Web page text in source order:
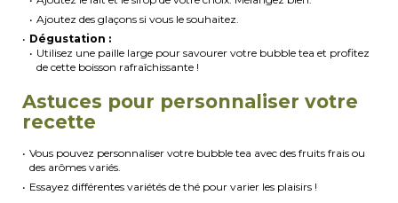
Ajoutez des glaçons si vous le souhaitez.
Dégustation :
Utilisez une paille large pour savourer votre bubble tea et profitez
de cette boisson rafraîchissante !
Astuces pour personnaliser votre
recette
Vous pouvez personnaliser votre bubble tea avec des fruits frais ou
des arômes variés.
Essayez différentes variétés de thé pour varier les plaisirs !